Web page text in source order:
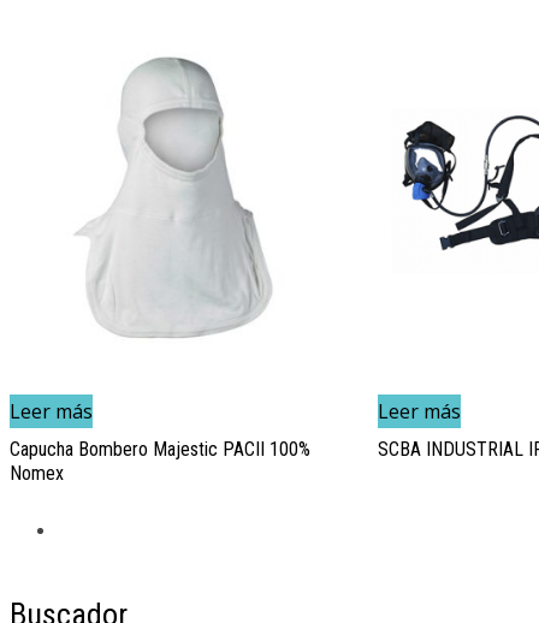
CURSOS
Seguridad Industrial e Higiene
Brigadas de emergencia
NORMAS
CONTACTO
Leer más
Capucha Bombero Majestic PACII 100%
Nomex
Leer más
SCBA INDUSTRIAL
Buscador